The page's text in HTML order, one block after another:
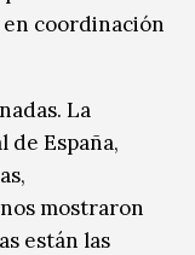
en coordinación
La
España,
mostraron
están las